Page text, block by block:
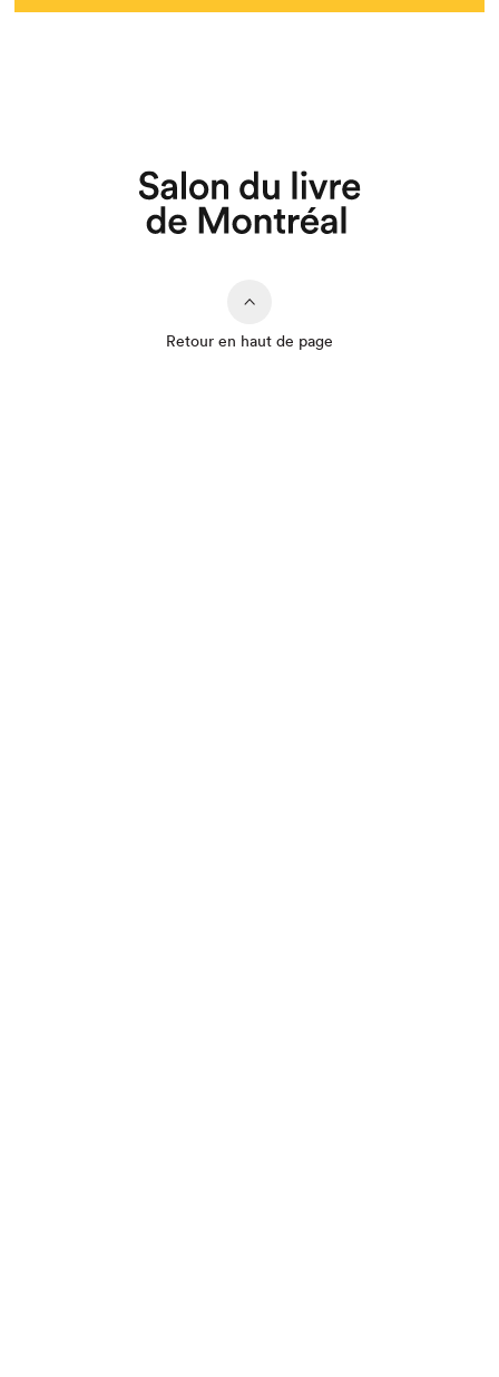
Retour en haut de page